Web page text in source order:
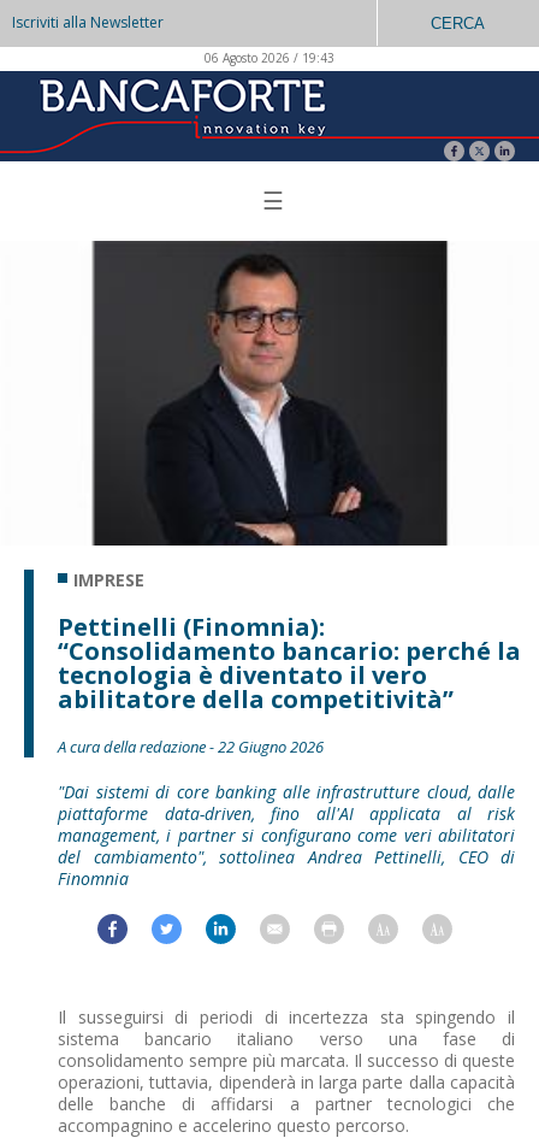
Iscriviti alla Newsletter CERCA
06 Agosto 2026 / 19:43
☰
IMPRESE
Pettinelli (Finomnia):
“Consolidamento bancario: perché la
tecnologia è diventato il vero
abilitatore della competitività”
A cura della redazione - 22 Giugno 2026
"Dai sistemi di core banking alle infrastrutture cloud, dalle
piattaforme data-driven, fino all'AI applicata al risk
management, i partner si configurano come veri abilitatori
del cambiamento", sottolinea Andrea Pettinelli, CEO di
Finomnia
Il susseguirsi di periodi di incertezza sta spingendo il
sistema bancario italiano verso una fase di
consolidamento sempre più marcata. Il successo di queste
operazioni, tuttavia, dipenderà in larga parte dalla capacità
delle banche di affidarsi a partner tecnologici che
accompagnino e accelerino questo percorso.